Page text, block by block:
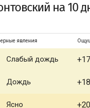
на 10
явления
Слабый дождь
Дождь
Ясно